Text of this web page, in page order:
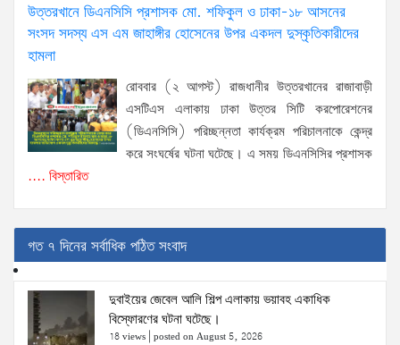
উত্তরখানে ডিএনসিসি প্রশাসক মো. শফিকুল ও ঢাকা-১৮ আসনের
সংসদ সদস্য এস এম জাহাঙ্গীর হোসেনের উপর একদল দুস্কৃতিকারীদের
হামলা
রোববার (২ আগস্ট) রাজধানীর উত্তরখানের রাজাবাড়ী
এসটিএস এলাকায় ঢাকা উত্তর সিটি করপোরেশনের
(ডিএনসিসি) পরিচ্ছন্নতা কার্যক্রম পরিচালনাকে কেন্দ্র
করে সংঘর্ষের ঘটনা ঘটেছে। এ সময় ডিএনসিসির প্রশাসক
.... বিস্তারিত
গত ৭ দিনের সর্বাধিক পঠিত সংবাদ
দুবাইয়ের জেবেল আলি শিল্প এলাকায় ভয়াবহ একাধিক
বিস্ফোরণের ঘটনা ঘটেছে।
18 views posted on August 5, 2026